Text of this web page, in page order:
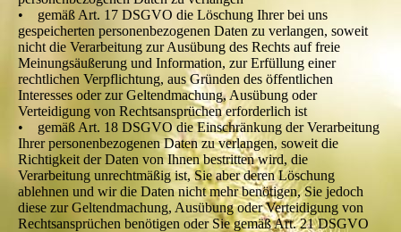
• gemäß Art. 17 DSGVO die Löschung Ihrer bei uns
gespeicherten personenbezogenen Daten zu verlangen, soweit
nicht die Verarbeitung zur Ausübung des Rechts auf freie
Meinungsäußerung und Information, zur Erfüllung einer
rechtlichen Verpflichtung, aus Gründen des öffentlichen
Interesses oder zur Geltendmachung, Ausübung oder
Verteidigung von Rechtsansprüchen erforderlich ist
• gemäß Art. 18 DSGVO die Einschränkung der Verarbeitung
Ihrer personenbezogenen Daten zu verlangen, soweit die
Richtigkeit der Daten von Ihnen bestritten wird, die
Verarbeitung unrechtmäßig ist, Sie aber deren Löschung
ablehnen und wir die Daten nicht mehr benötigen, Sie jedoch
diese zur Geltendmachung, Ausübung oder Verteidigung von
Rechtsansprüchen benötigen oder Sie gemäß Art. 21 DSGVO